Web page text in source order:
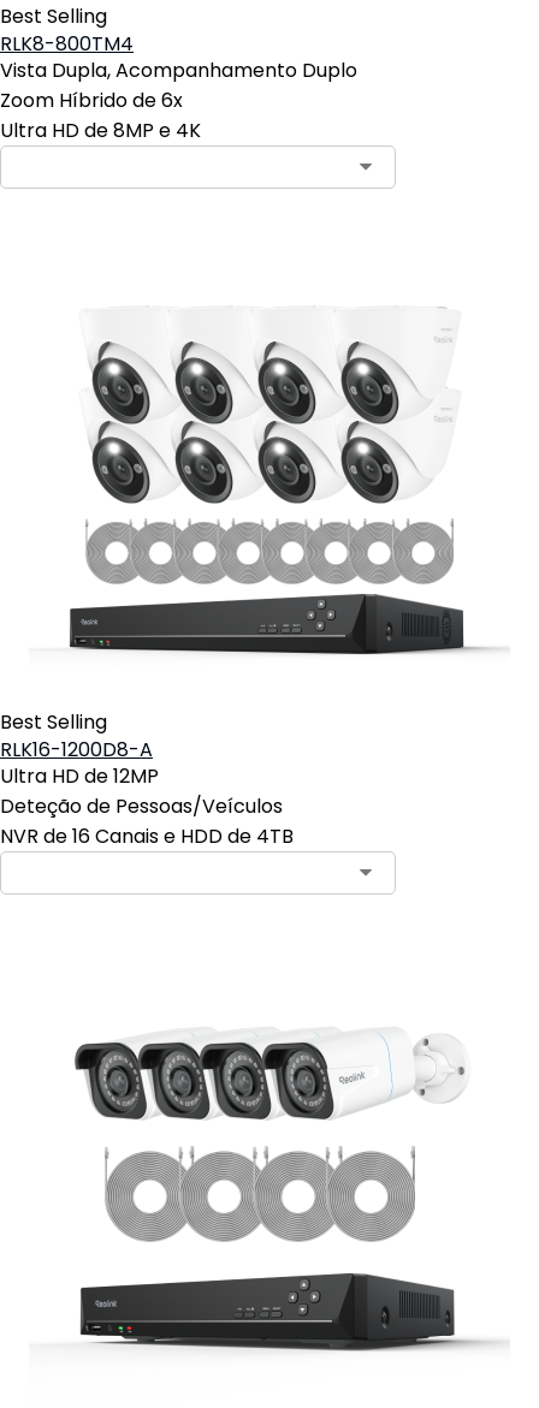
Best Selling
RLK8-800TM4
Vista Dupla, Acompanhamento Duplo
Zoom Híbrido de 6x
Ultra HD de 8MP e 4K
Best Selling
RLK16-1200D8-A
Ultra HD de 12MP
Deteção de Pessoas/Veículos
NVR de 16 Canais e HDD de 4TB